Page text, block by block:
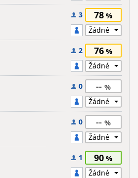
3 78
2 76
0 --
0 --
1 90